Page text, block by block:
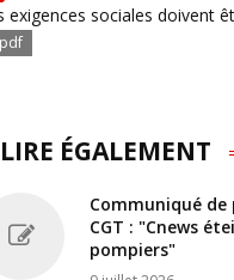
exigences sociales doivent
pdf
ÉGALEMENT
Communiqué de
CGT : "Cnews
pompiers"